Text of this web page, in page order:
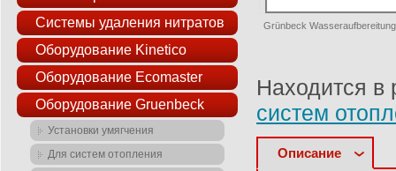
Grünbeck
Находится в
систем
Описание
Системы удаления нитратов
Оборудование Kinetico
Оборудование Ecomaster
Оборудование Gruenbeck
Установки умягчения
Для систем отопления